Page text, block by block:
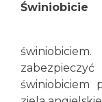
Świniobicie
świniobiciem